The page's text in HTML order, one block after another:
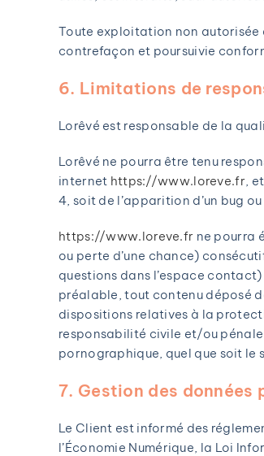
Toute exploitation non autorisée
contrefaçon et poursuivie
6. Limitations de
Lorêvé est responsable de la
Lorêvé ne pourra être tenu
internet https://www.loreve.fr,
4, soit de l’apparition d’un bug
https://www.loreve.fr ne pourra
ou perte d’une chance)
questions dans l’espace
préalable, tout contenu déposé
dispositions relatives à la
responsabilité civile et/ou
pornographique, quel que soit
7. Gestion des données
Le Client est informé des
l’Économie Numérique, la Loi